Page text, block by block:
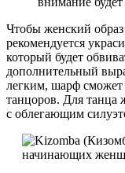
Чтобы женский
рекомендуется
который будет
дополнительный
легким, шарф сможет
танцоров. Для танца
с облегающим